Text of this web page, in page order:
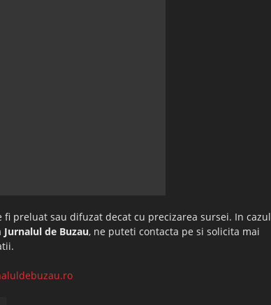
fi preluat sau difuzat decat cu precizarea sursei. In cazul
Jurnalul de Buzau, ne puteti contacta pe si solicita mai